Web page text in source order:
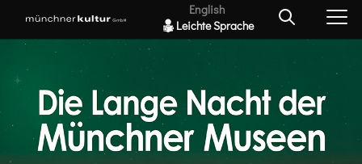
English
Leichte Sprache